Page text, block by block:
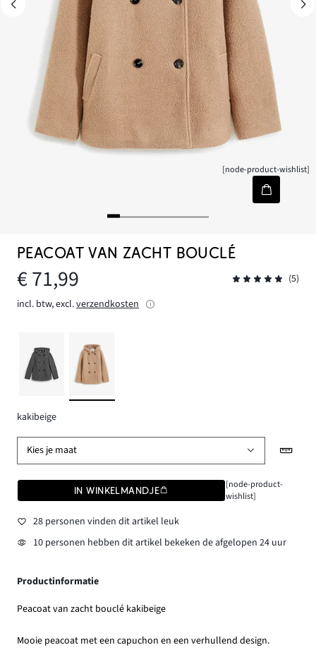
[node-product-wishlist]
PEACOAT VAN ZACHT BOUCLÉ
€ 71,99
(5)
incl. btw, excl.verzendkosten
kakibeige
Kies je maat
IN WINKELMANDJE
[node-product-
wishlist]
28 personen vinden dit artikel leuk
10 personen hebben dit artikel bekeken de afgelopen 24 uur
Productinformatie
Peacoat van zacht bouclé kakibeige
Mooie peacoat met een capuchon en een verhullend design.